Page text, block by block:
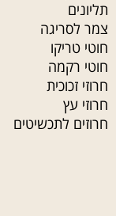
תליונים
צמר לסריגה
חוטי טריקו
חוטי רקמה
חרוזי זכוכית
חרוזי עץ
חרוזים לתכשיטים